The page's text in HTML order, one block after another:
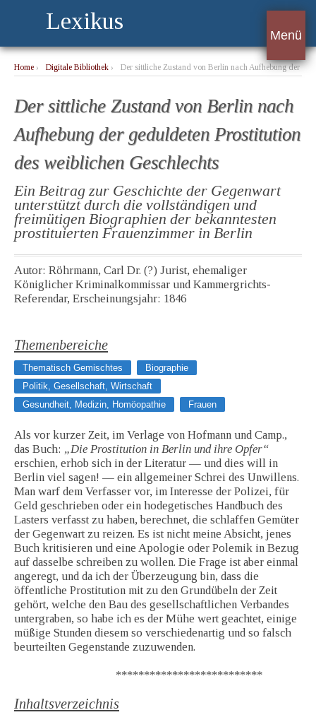
Lexikus
Menü
Home › Digitale Bibliothek ›
Der sittliche Zustand von Berlin nach Aufhebung der
Der sittliche Zustand von Berlin nach
Aufhebung der geduldeten Prostitution
des weiblichen Geschlechts
Ein Beitrag zur Geschichte der Gegenwart
unterstützt durch die vollständigen und
freimütigen Biographien der bekanntesten
prostituierten Frauenzimmer in Berlin
Autor: Röhrmann, Carl Dr. (?) Jurist, ehemaliger
Königlicher Kriminalkommissar und Kammergrichts-
Referendar, Erscheinungsjahr: 1846
Themenbereiche
Thematisch Gemischtes
Biographie
Politik, Gesellschaft, Wirtschaft
Gesundheit, Medizin, Homöopathie
Frauen
Als vor kurzer Zeit, im Verlage von Hofmann und Camp.,
das Buch: „Die Prostitution in Berlin und ihre Opfer“
erschien, erhob sich in der Literatur — und dies will in
Berlin viel sagen! — ein allgemeiner Schrei des Unwillens.
Man warf dem Verfasser vor, im Interesse der Polizei, für
Geld geschrieben oder ein hodegetisches Handbuch des
Lasters verfasst zu haben, berechnet, die schlaffen Gemüter
der Gegenwart zu reizen. Es ist nicht meine Absicht, jenes
Buch kritisieren und eine Apologie oder Polemik in Bezug
auf dasselbe schreiben zu wollen. Die Frage ist aber einmal
angeregt, und da ich der Überzeugung bin, dass die
öffentliche Prostitution mit zu den Grundübeln der Zeit
gehört, welche den Bau des gesellschaftlichen Verbandes
untergraben, so habe ich es der Mühe wert geachtet, einige
müßige Stunden diesem so verschiedenartig und so falsch
beurteilten Gegenstande zuzuwenden.
**************************
Inhaltsverzeichnis